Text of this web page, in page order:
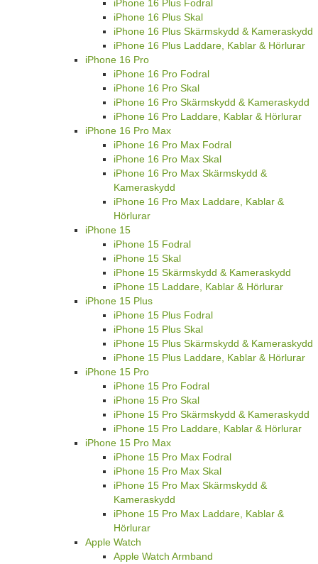
iPhone 16 Plus Fodral
iPhone 16 Plus Skal
iPhone 16 Plus Skärmskydd & Kameraskydd
iPhone 16 Plus Laddare, Kablar & Hörlurar
iPhone 16 Pro
iPhone 16 Pro Fodral
iPhone 16 Pro Skal
iPhone 16 Pro Skärmskydd & Kameraskydd
iPhone 16 Pro Laddare, Kablar & Hörlurar
iPhone 16 Pro Max
iPhone 16 Pro Max Fodral
iPhone 16 Pro Max Skal
iPhone 16 Pro Max Skärmskydd &
Kameraskydd
iPhone 16 Pro Max Laddare, Kablar &
Hörlurar
iPhone 15
iPhone 15 Fodral
iPhone 15 Skal
iPhone 15 Skärmskydd & Kameraskydd
iPhone 15 Laddare, Kablar & Hörlurar
iPhone 15 Plus
iPhone 15 Plus Fodral
iPhone 15 Plus Skal
iPhone 15 Plus Skärmskydd & Kameraskydd
iPhone 15 Plus Laddare, Kablar & Hörlurar
iPhone 15 Pro
iPhone 15 Pro Fodral
iPhone 15 Pro Skal
iPhone 15 Pro Skärmskydd & Kameraskydd
iPhone 15 Pro Laddare, Kablar & Hörlurar
iPhone 15 Pro Max
iPhone 15 Pro Max Fodral
iPhone 15 Pro Max Skal
iPhone 15 Pro Max Skärmskydd &
Kameraskydd
iPhone 15 Pro Max Laddare, Kablar &
Hörlurar
Apple Watch
Apple Watch Armband